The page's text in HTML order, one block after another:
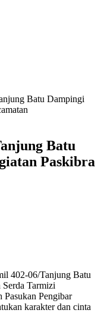
Batu Dampingi
Batu
Paskibra
402-06/Tanjung Batu
Tarmizi
Pasukan Pengibar
karakter dan cinta